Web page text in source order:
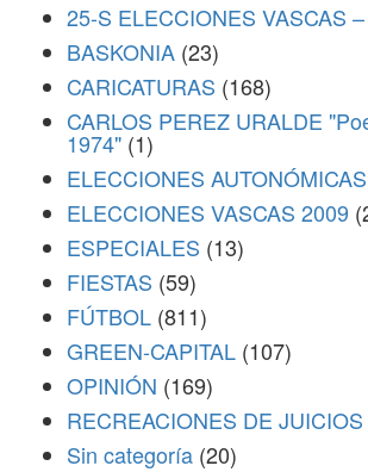
25-S ELECCIONES VASCAS
BASKONIA (23)
CARICATURAS (168)
CARLOS PEREZ URALDE
1974" (1)
ELECCIONES
ELECCIONES VASCAS 2009
ESPECIALES (13)
FIESTAS (59)
FÚTBOL (811)
GREEN-CAPITAL (107)
OPINIÓN (169)
RECREACIONES DE JUICIOS
Sin categoría (20)